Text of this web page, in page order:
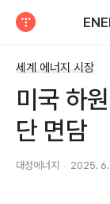
세계 에너지 시장
미국 하
단 면담
대성에너지 2025. 6.